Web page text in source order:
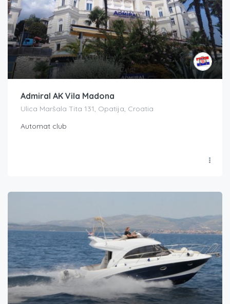
Admiral AK Vila Madona
Ulica Maršala Tita 131, Opatija, Croatia
Automat club